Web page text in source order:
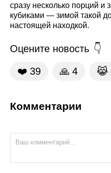
сразу несколько порций
кубиками — зимой такой
настоящей находкой.
Оцените новость
❤️ 39 🙏 4 😹
Комментарии